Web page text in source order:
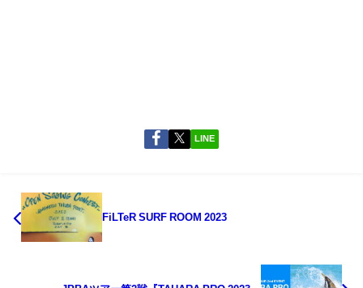
LINE
FiLTeR SURF ROOM 2023